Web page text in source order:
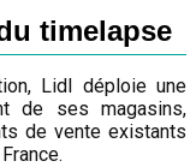
timelapse
Lidl déploie une
de ses magasins,
de vente existants